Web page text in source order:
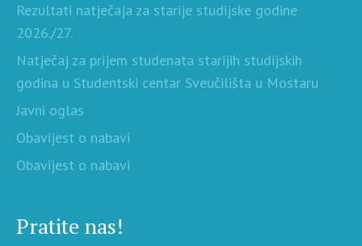
Rezultati natječaja za starije studijske godine
2026./27.
Natječaj za prijem studenata starijih studijskih
godina u Studentski centar Sveučilišta u Mostaru
Javni oglas
Obavijest o nabavi
Obavijest o nabavi
Pratite nas!